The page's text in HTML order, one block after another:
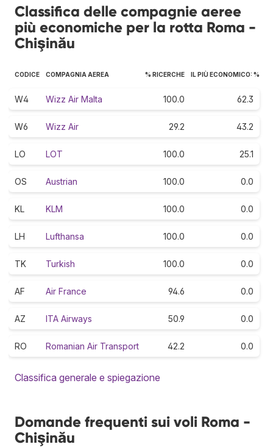
Classifica delle compagnie aeree
più economiche per la rotta Roma -
Chişinău
CODICE COMPAGNIA AEREA % RICERCHE IL PIÙ ECONOMICO: %
W4 Wizz Air Malta 100.0 62.3
W6 Wizz Air 29.2 43.2
LO LOT 100.0 25.1
OS Austrian 100.0 0.0
KL KLM 100.0 0.0
LH Lufthansa 100.0 0.0
TK Turkish 100.0 0.0
AF Air France 94.6 0.0
AZ ITA Airways 50.9 0.0
RO Romanian Air Transport 42.2 0.0
Classifica generale e spiegazione
Domande frequenti sui voli Roma -
Chişinău